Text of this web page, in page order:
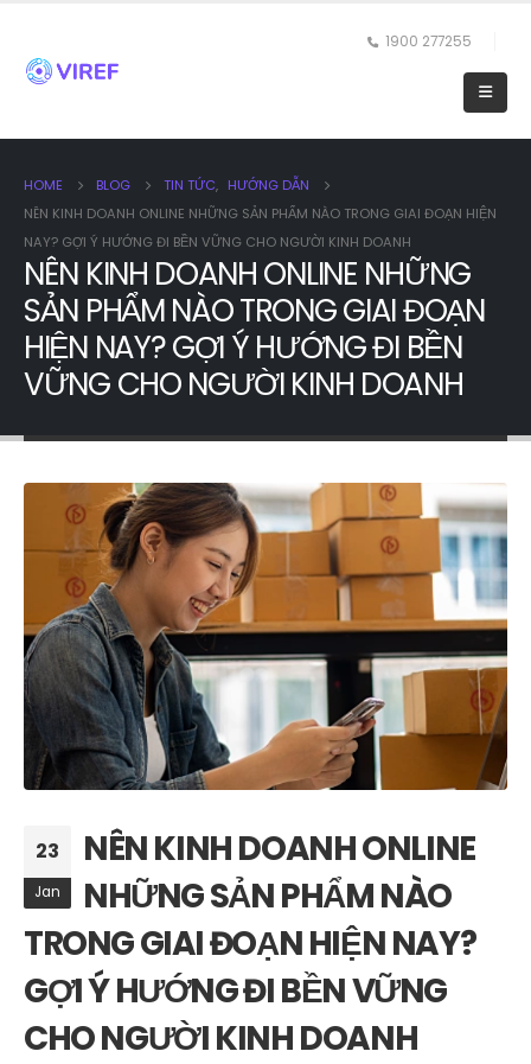
1900 277255
HOME BLOG TIN TỨC, HƯỚNG DẪN
NÊN KINH DOANH ONLINE NHỮNG SẢN PHẨM NÀO TRONG GIAI ĐOẠN HIỆN
NAY? GỢI Ý HƯỚNG ĐI BỀN VỮNG CHO NGƯỜI KINH DOANH
NÊN KINH DOANH ONLINE NHỮNG
SẢN PHẨM NÀO TRONG GIAI ĐOẠN
HIỆN NAY? GỢI Ý HƯỚNG ĐI BỀN
VỮNG CHO NGƯỜI KINH DOANH
23
Jan
NÊN KINH DOANH ONLINE
NHỮNG SẢN PHẨM NÀO
TRONG GIAI ĐOẠN HIỆN NAY?
GỢI Ý HƯỚNG ĐI BỀN VỮNG
CHO NGƯỜI KINH DOANH